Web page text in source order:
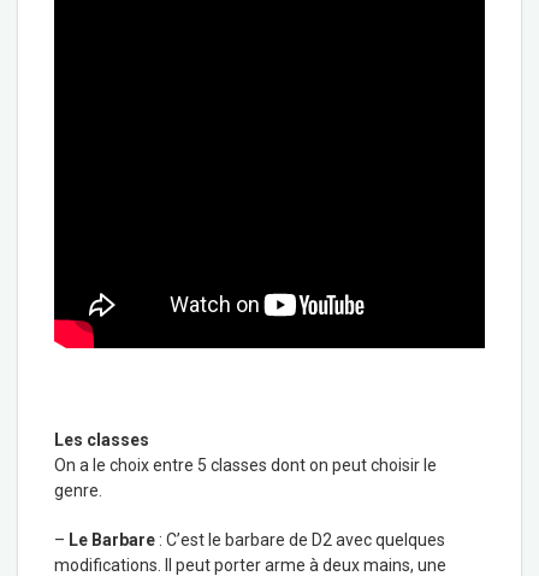
Les classes
On a le choix entre 5 classes dont on peut choisir le
genre.
– Le Barbare : C’est le barbare de D2 avec quelques
modifications. Il peut porter arme à deux mains, une